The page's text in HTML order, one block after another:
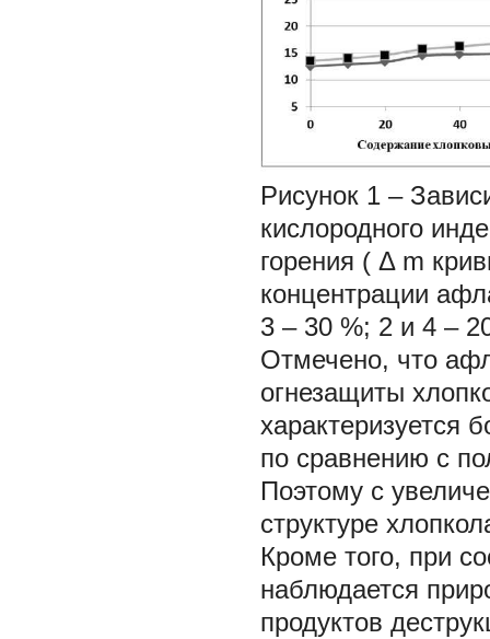
Рисунок 1 –
кислородного
горения ( Δ m
концентрации
3 – 30 %; 2 и 4 –
Отмечено, что
огнезащиты
характеризуется
по сравнению с
Поэтому с
структуре
Кроме того, при
наблюдается
продуктов